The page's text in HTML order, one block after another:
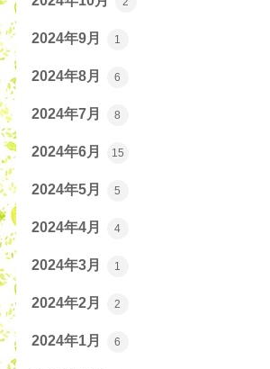
2024年9月 1
2024年8月 6
2024年7月 8
2024年6月 15
2024年5月 5
2024年4月 4
2024年3月 1
2024年2月 2
2024年1月 6